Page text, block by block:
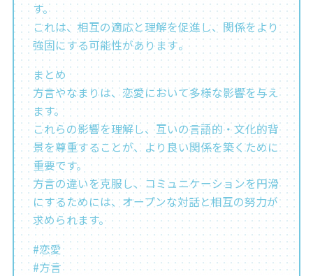
す。
これは、相互の適応と理解を促進し、関係をより
強固にする可能性があります​。
まとめ
方言やなまりは、恋愛において多様な影響を与え
ます。
これらの影響を理解し、互いの言語的・文化的背
景を尊重することが、より良い関係を築くために
重要です。
方言の違いを克服し、コミュニケーションを円滑
にするためには、オープンな対話と相互の努力が
求められます。
#恋愛
#方言